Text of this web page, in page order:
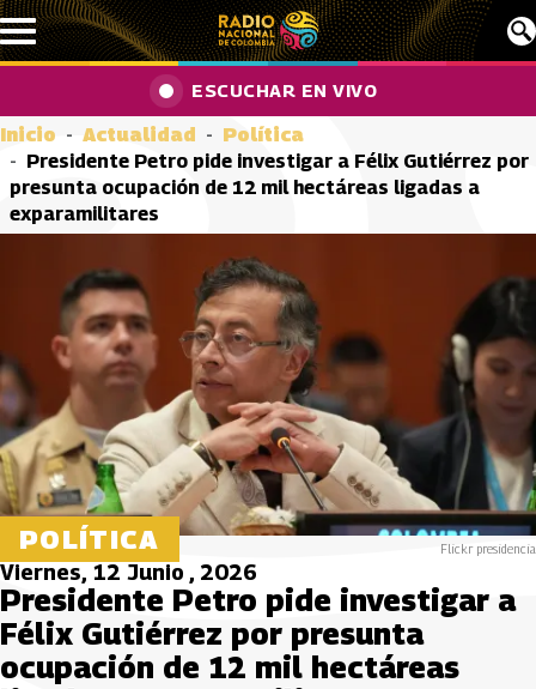
Pasar al contenido principal
ESCUCHAR EN VIVO
Inicio Actualidad
Política
Presidente Petro pide investigar a Félix Gutiérrez por
presunta ocupación de 12 mil hectáreas ligadas a
exparamilitares
POLÍTICA Flickr presidencia
Viernes, 12 Junio , 2026
Presidente Petro pide investigar a
Félix Gutiérrez por presunta
ocupación de 12 mil hectáreas